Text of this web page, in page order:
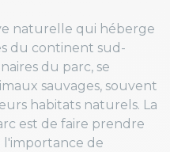
naturelle qui héberge
du continent sud-
du parc, se
sauvages, souvent
habitats naturels. La
est de faire prendre
l'importance de